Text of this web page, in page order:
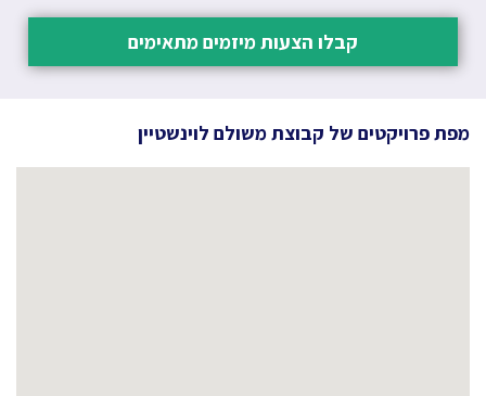
קבלו הצעות מיזמים מתאימים
מפת פרויקטים של קבוצת משולם לוינשטיין